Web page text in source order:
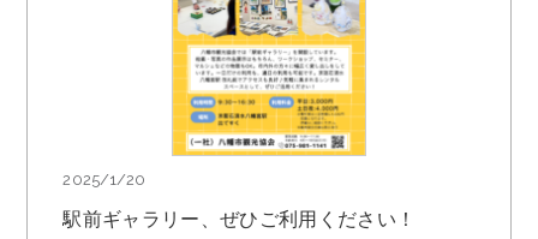
2025/1/20
駅前ギャラリー、ぜひご利用ください！